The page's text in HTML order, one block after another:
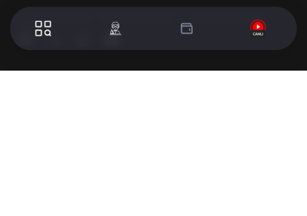
© 2024 WorldTurk. Tüm Hakları Saklıdır. - Tasarım & Geliştirme :
Volion's